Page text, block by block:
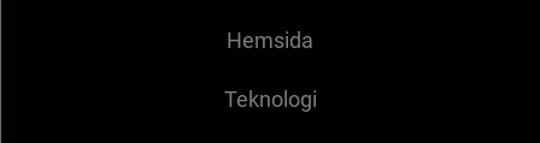
Hemsida
Teknologi